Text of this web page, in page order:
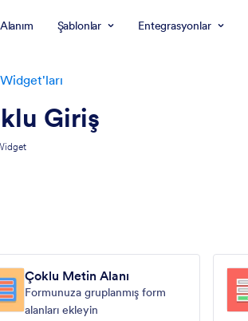
Şablonlar Entegrasyonlar
Giriş
Çoklu Metin Alanı
Formunuza gruplanmış form
alanları ekleyin